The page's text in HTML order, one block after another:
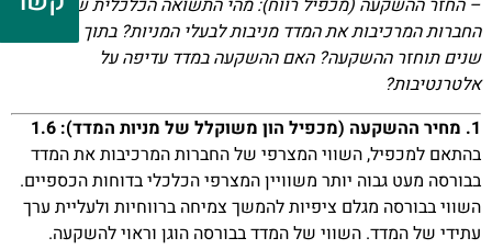
– החזר ההשקעה (מכפיל רווח): מהי התשואה הכלכלית שמניות
החברות המרכיבות את המדד מניבות לבעלי המניות? בתוך כמה
שנים תוחזר ההשקעה? האם ההשקעה במדד עדיפה על
אלטרנטיבות?
1. מחיר ההשקעה (מכפיל הון משוקלל של מניות המדד): 1.6
בהתאם למכפיל, השווי המצרפי של החברות המרכיבות את המדד
בבורסה מעט גבוה יותר משוויין המצרפי הכלכלי בדוחות הכספיים.
השווי בבורסה מגלם ציפיות להמשך צמיחה ברווחיות ולעליית ערך
עתידי של המדד. השווי של המדד בבורסה הוגן וראוי להשקעה.